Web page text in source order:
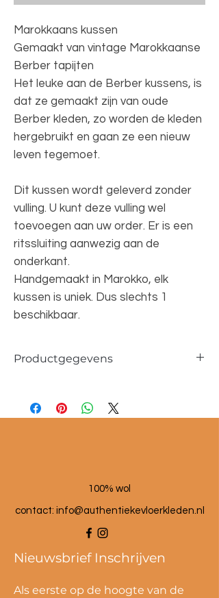
Marokkaans kussen
Gemaakt van vintage Marokkaanse
Berber tapijten
Het leuke aan de Berber kussens, is
dat ze gemaakt zijn van oude
Berber kleden, zo worden de kleden
hergebruikt en gaan ze een nieuw
leven tegemoet.
Dit kussen wordt geleverd zonder
vulling. U kunt deze vulling wel
toevoegen aan uw order. Er is een
ritssluiting aanwezig aan de
onderkant.
Handgemaakt in Marokko, elk
kussen is uniek. Dus slechts 1
beschikbaar.
Productgegevens
100% wol
contact: info@authentiekevloerkleden.nl
Nieuwsbrief Inschrijven
Als eerste op de hoogte van de